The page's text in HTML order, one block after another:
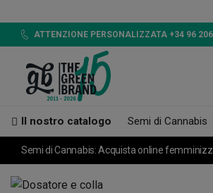
ATTENZIONE PERSONALIZZATA +34 96
Il nostro catalogo Semi di Cannabis
Semi di Cannabis: Acquista online